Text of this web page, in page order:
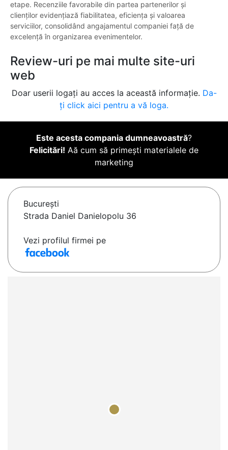
etape. Recenziile favorabile din partea partenerilor și
clienților evidențiază fiabilitatea, eficiența și valoarea
serviciilor, consolidând angajamentul companiei față de
excelență în organizarea evenimentelor.
Review-uri pe mai multe site-uri
web
Doar userii logați au acces la această informație. Da-
ți click aici pentru a vă loga.
Este acesta compania dumneavoastră?
Felicitări! Aă cum să primești materialele de
marketing
Bucureşti
Strada Daniel Danielopolu 36
Vezi profilul firmei pe